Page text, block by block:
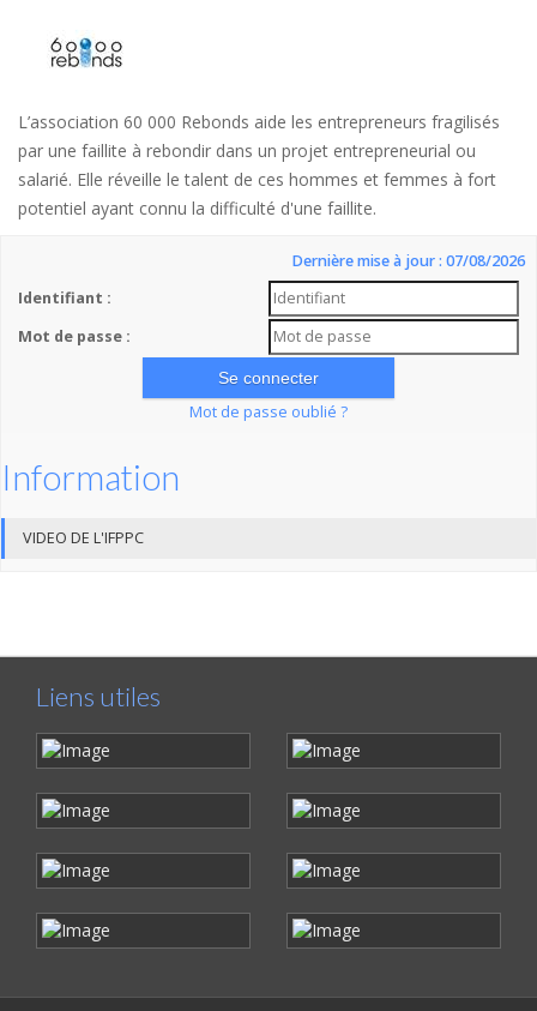
L’association 60 000 Rebonds aide les entrepreneurs fragilisés
par une faillite à rebondir dans un projet entrepreneurial ou
salarié. Elle réveille le talent de ces hommes et femmes à fort
potentiel ayant connu la difficulté d'une faillite.
Dernière mise à jour : 07/08/2026
Identifiant :
Mot de passe :
Mot de passe oublié ?
Information
VIDEO DE L'IFPPC
Liens utiles